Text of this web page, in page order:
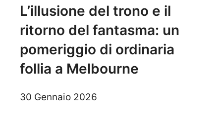
L’illusione del trono e il
ritorno del fantasma: un
pomeriggio di ordinaria
follia a Melbourne
30 Gennaio 2026